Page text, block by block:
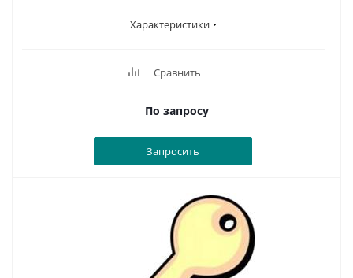
Характеристики
Сравнить
По запросу
Запросить